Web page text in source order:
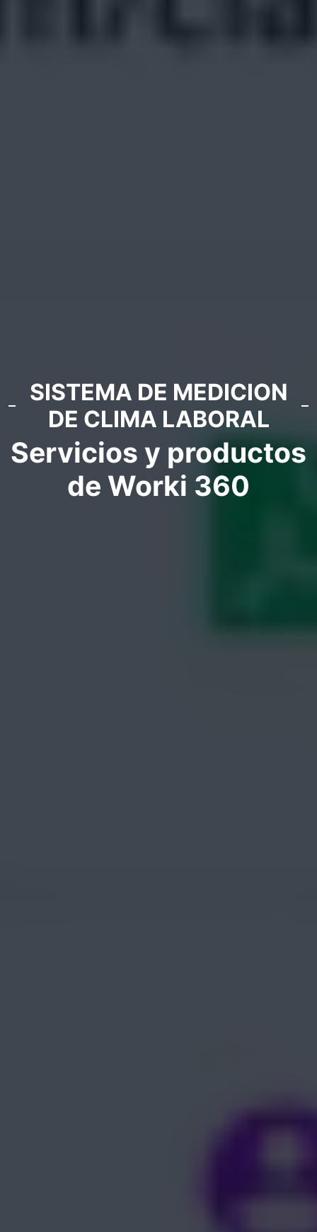
SISTEMA DE MEDICION
DE CLIMA LABORAL
Servicios y productos
de Worki 360